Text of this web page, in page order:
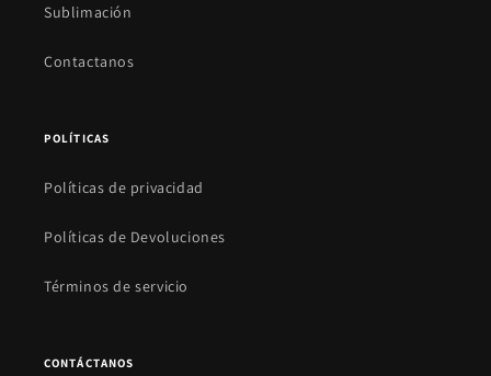
Sublimación
Contactanos
POLÍTICAS
Políticas de privacidad
Políticas de Devoluciones
Términos de servicio
CONTÁCTANOS